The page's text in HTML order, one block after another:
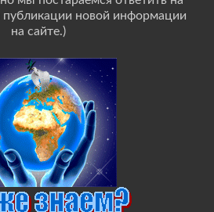
публикации новой информации
на сайте.)